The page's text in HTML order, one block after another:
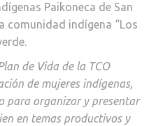
Paikoneca de San
comunidad indígena “Los
de Vida de la TCO
de mujeres indígenas,
para organizar y presentar
en temas productivos y